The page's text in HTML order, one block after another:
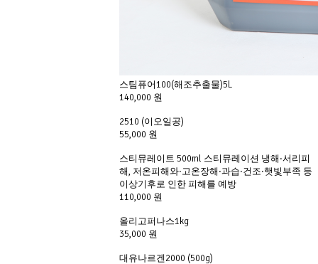
스팀퓨어100(해조추출물)5L
140,000 원
2510 (이오일공)
55,000 원
스티뮤레이트 500ml 스티뮤레이션 냉해·서리피
해, 저온피해와·고온장해·과습·건조·햇빛부족 등
이상기후로 인한 피해를 예방
110,000 원
올리고퍼나스1kg
35,000 원
대유나르겐2000 (500g)